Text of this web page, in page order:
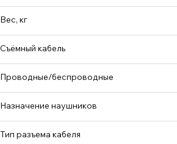
OneOdio
Вес, кг
Съёмный кабель
да
нет
Проводные/беспроводные
беспроводные Bluetooth
проводные
Назначение наушников
DJ
Тип разъема кабеля